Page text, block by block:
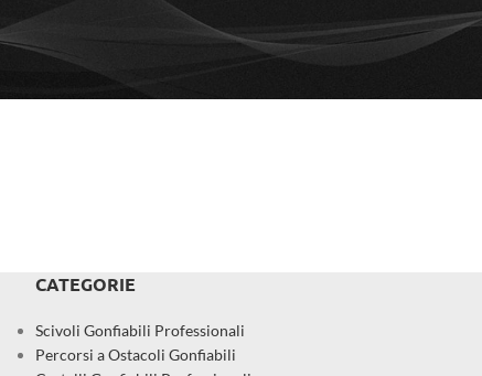
CATEGORIE
Scivoli Gonfiabili Professionali
Percorsi a Ostacoli Gonfiabili